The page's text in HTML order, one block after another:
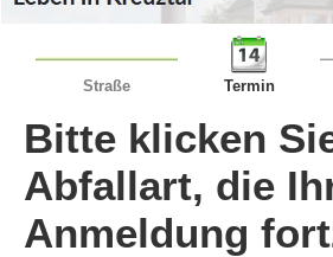
Straße Termin
Bitte klicken
Abfallart, die
Anmeldung